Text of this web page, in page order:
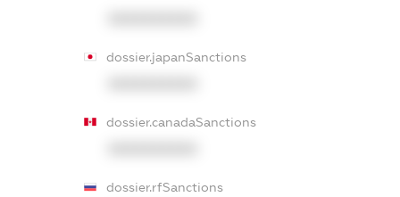
dossier.japanSanctions
dossier.canadaSanctions
dossier.rfSanctions